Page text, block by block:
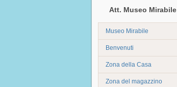
Att. Museo Mirabile
Museo Mirabile
Benvenuti
Zona della Casa
Zona del magazzino